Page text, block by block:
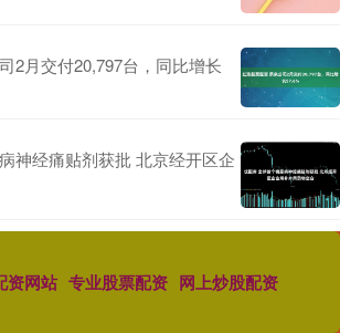
2月交付20,797台，同比增长
神经痛贴剂获批 北京经开区企
资网站 专业股票配资 网上炒股配资